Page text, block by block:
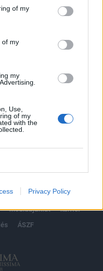
of my
of my
my
Use,
of my
with the
Privacy Policy
év napon belüli
süti beállítások
médiaajánlat
karrier
ÁSZF